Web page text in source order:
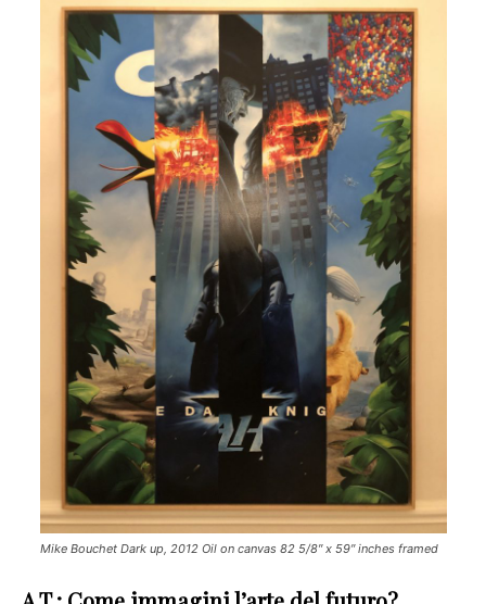
Mike Bouchet Dark up, 2012 Oil on canvas 82 5/8″ x 59″ inches framed